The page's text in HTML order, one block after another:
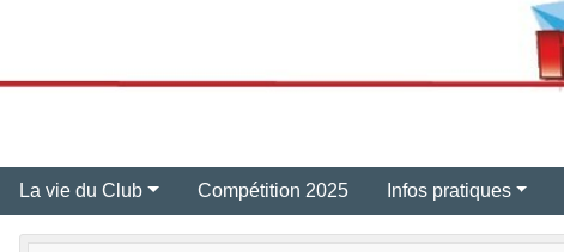
La vie du Club Compétition 2025 Infos pratiques